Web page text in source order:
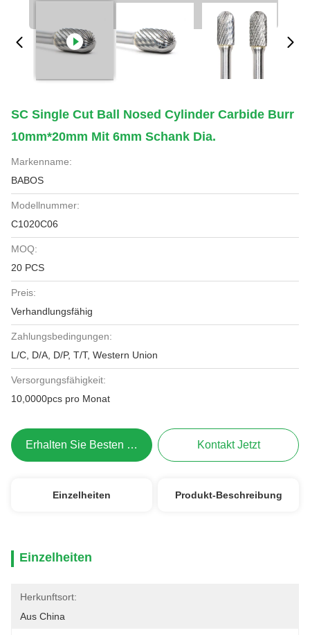
SC Single Cut Ball Nosed Cylinder Carbide Burr
10mm*20mm Mit 6mm Schank Dia.
Markenname:
BABOS
Modellnummer:
C1020C06
MOQ:
20 PCS
Preis:
Verhandlungsfähig
Zahlungsbedingungen:
L/C, D/A, D/P, T/T, Western Union
Versorgungsfähigkeit:
10,0000pcs pro Monat
Erhalten Sie Besten Preis Kontakt Jetzt
Einzelheiten Produkt-Beschreibung
Einzelheiten
Herkunftsort:
Aus China